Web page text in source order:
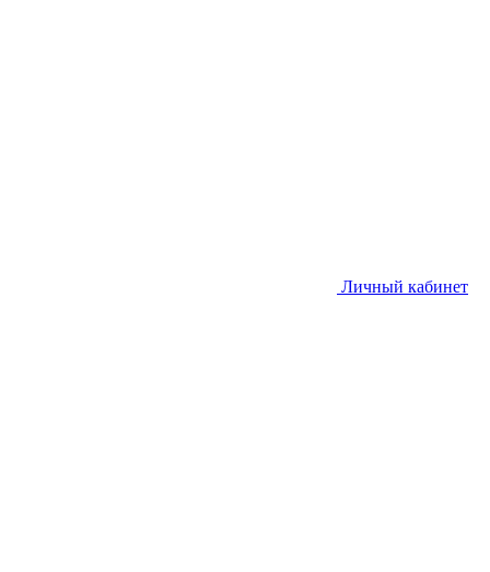
Личный кабинет